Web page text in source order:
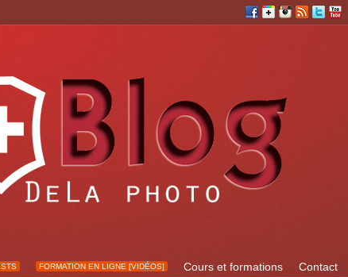
FORMATION EN LIGNE [VIDÉOS] Cours et formations Contact